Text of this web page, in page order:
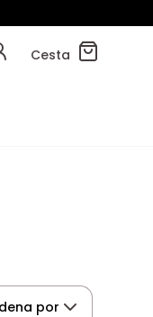
Cesta
por